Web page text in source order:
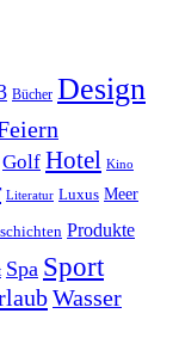
Bücher Design
Golf Hotel Kino
Literatur Luxus Meer
Produkte
Spa Sport
Wasser